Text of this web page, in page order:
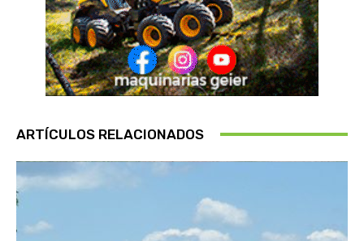
ARTÍCULOS RELACIONADOS